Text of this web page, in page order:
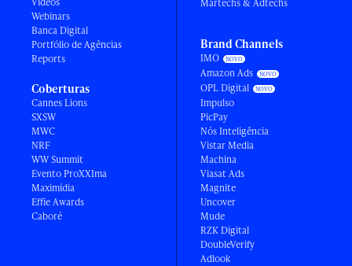
Webinars
Banca Digital
Portfólio de Agências
Reports
Coberturas
Cannes Lions
SXSW
MWC
NRF
WW Summit
Evento ProXXIma
Maximídia
Effie Awards
Caboré
Brand Channels
IMO
Amazon Ads
OPL Digital
Impulso
PicPay
Nós Inteligência
Vistar Media
Machina
Viasat Ads
Magnite
Uncover
Mude
RZK Digital
DoubleVerify
Adlook